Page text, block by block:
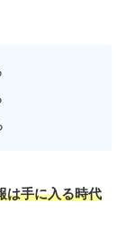
は手に入る時代